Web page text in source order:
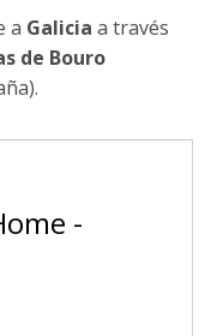
a Galicia a través
de Bouro
-